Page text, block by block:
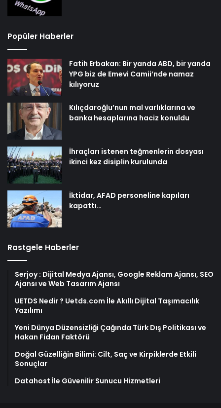
Popüler Haberler
Fatih Erbakan: Bir yanda ABD, bir yanda
YPG biz de Emevi Camii’nde namaz
kılıyoruz
Kılıçdaroğlu’nun mal varlıklarına ve
banka hesaplarına haciz konuldu
İhraçları istenen teğmenlerin dosyası
ikinci kez disiplin kurulunda
İktidar, AFAD personeline kapıları
kapattı…
Rastgele Haberler
Serjoy : Dijital Medya Ajansı, Google Reklam Ajansı, SEO
Ajansı ve Web Tasarım Ajansı
UETDS Nedir ? Uetds.com İle Akıllı Dijital Taşımacılık
Yazılımı
Yeni Dünya Düzensizliği Çağında Türk Dış Politikası ve
Hakan Fidan Faktörü
Doğal Güzelliğin Bilimi: Cilt, Saç ve Kirpiklerde Etkili
Sonuçlar
Datahost İle Güvenilir Sunucu Hizmetleri